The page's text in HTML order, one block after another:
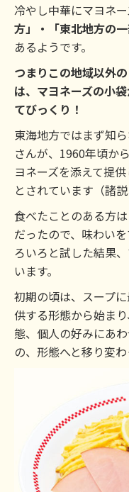
冷やし中華にマヨネ
方」・「東北地方の一
あるようです。
つまりこの地域以外
は、マヨネーズの小
てびっくり！
東海地方ではまず知
さんが、1960年頃か
ヨネーズを添えて提
とされています（諸説
食べたことのある方
だったので、味わい
ろいろと試した結果
います。
初期の頃は、スープ
供する形態から始ま
態、個人の好みにあ
の、形態へと移り変わ